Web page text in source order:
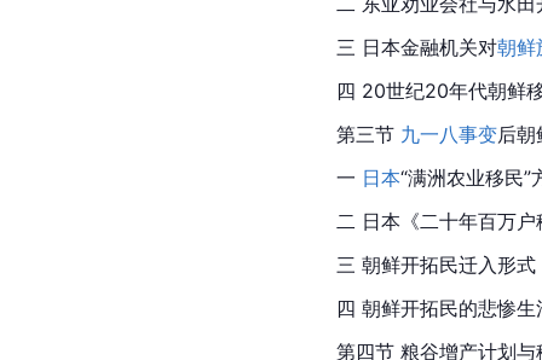
三 日本金融机关对朝鲜
四 20世纪20年代朝鲜
第三节 九一八事变后
一 日本“满洲农业移民”
二 日本《二十年百万
三 朝鲜开拓民迁入形式
四 朝鲜开拓民的悲惨生
第四节 粮谷增产计划